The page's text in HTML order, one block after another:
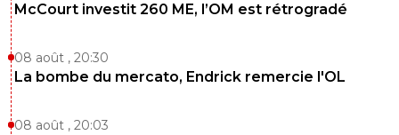
McCourt investit 260 ME, l’OM est rétrogradé
08 août , 20:30
La bombe du mercato, Endrick remercie l'OL
08 août , 20:03